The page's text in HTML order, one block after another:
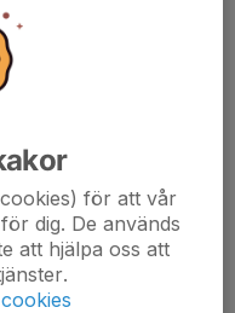
för att vår
dig. De används
att hjälpa oss att